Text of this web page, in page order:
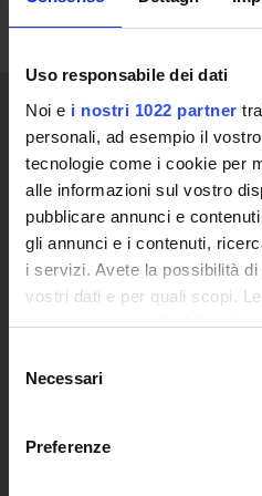
Uso responsabile dei dati
Noi e i nostri 1022 partner
personali, ad esempio il
tecnologie come i cookie per
alle informazioni sul vostro
pubblicare annunci e
gli annunci e i contenuti,
i servizi. Avete la possibilità
vostri dati e per quali scopi.
privacy sono applicabili solo
modificare o revocare il
momento dalla
delNecessari
Preferenze
Video
Ente
Le ragioni di una
Quale
Decreto
Statuto e